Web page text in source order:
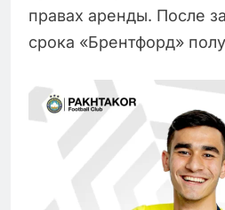
правах аренды. После
срока «Брентфорд»